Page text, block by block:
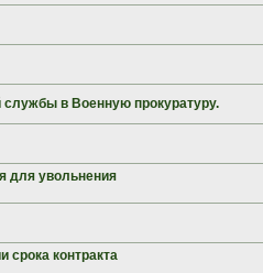
службы в Военную прокуратуру.
для увольнения
срока контракта